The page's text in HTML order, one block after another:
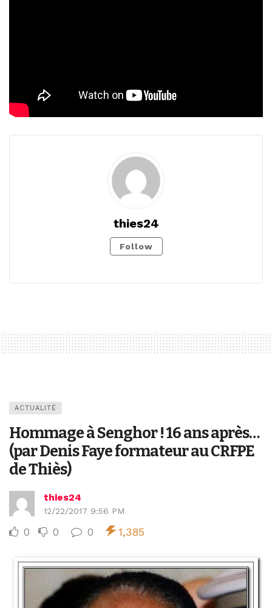
thies24
Follow
ACTUALITÉ
Hommage à Senghor ! 16 ans après…
(par Denis Faye formateur au CRFPE
de Thiès)
thies24
12/22/2017 9:56 PM
0 0 0 1,385